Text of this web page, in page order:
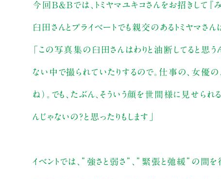
今回B&Bでは、トミヤマユキコさんをお招きして『
臼田さんとプライベートでも親交のあるトミヤマさ
「この写真集の臼田さんはわりと油断してると思う
ない中で撮られていたりするので。仕事の、女優の
ね）。でも、たぶん、そういう顔を世間様に見せら
んじゃないの？と思ったりもします」
イベントでは、”強さと弱さ”、”緊張と弛緩”の間を